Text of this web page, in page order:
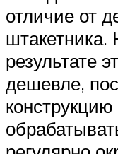
отличие от
штакетника.
результате
дешевле,